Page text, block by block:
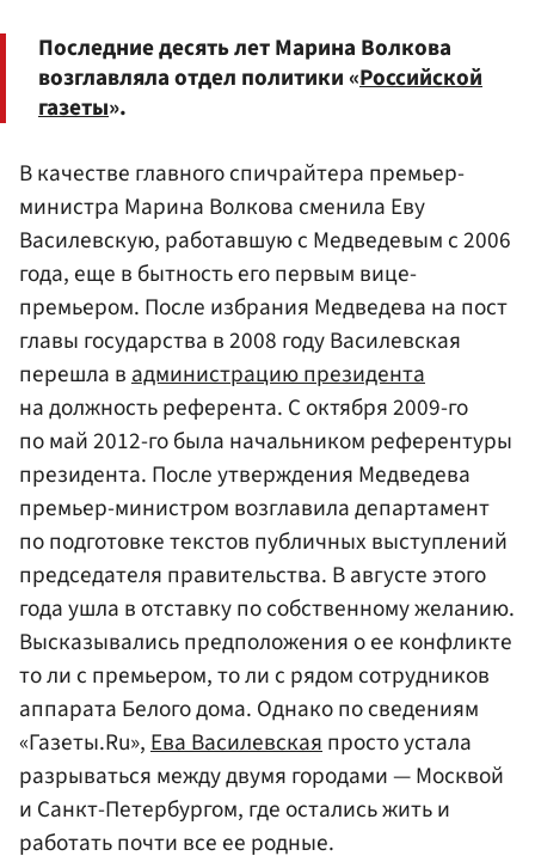
Последние десять лет Марина Волкова
возглавляла отдел политики «Российской
газеты».
В качестве главного спичрайтера премьер-
министра Марина Волкова сменила Еву
Василевскую, работавшую с Медведевым с 2006
года, еще в бытность его первым вице-
премьером. После избрания Медведева на пост
главы государства в 2008 году Василевская
перешла вадминистрацию президента
на должность референта. С октября 2009-го
по май 2012-го была начальником референтуры
президента. После утверждения Медведева
премьер-министром возглавила департамент
по подготовке текстов публичных выступлений
председателя правительства. В августе этого
года ушла в отставку по собственному желанию.
Высказывались предположения о ее конфликте
то ли с премьером, то ли с рядом сотрудников
аппарата Белого дома. Однако по сведениям
«Газеты.Ru»,Ева Василевскаяпросто устала
разрываться между двумя городами — Москвой
и Санкт-Петербургом, где остались жить и
работать почти все ее родные.